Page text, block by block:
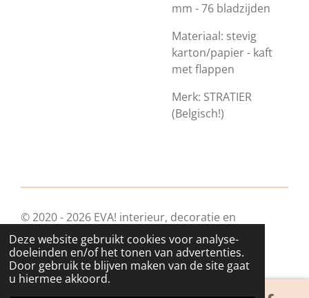
Deze website gebruikt cookies voor analyse-
doeleinden en/of het tonen van advertenties.
Door gebruik te blijven maken van de site gaat
u hiermee akkoord.
mm -76 bladzijden
Materiaal: stevig
karton/papier - kaft
met flappen
Merk: STRATIER
(Belgisch!)
© 2020 - 2026 EVA! interieur, decoratie en
geschenkjes
Powered byJouwWeb